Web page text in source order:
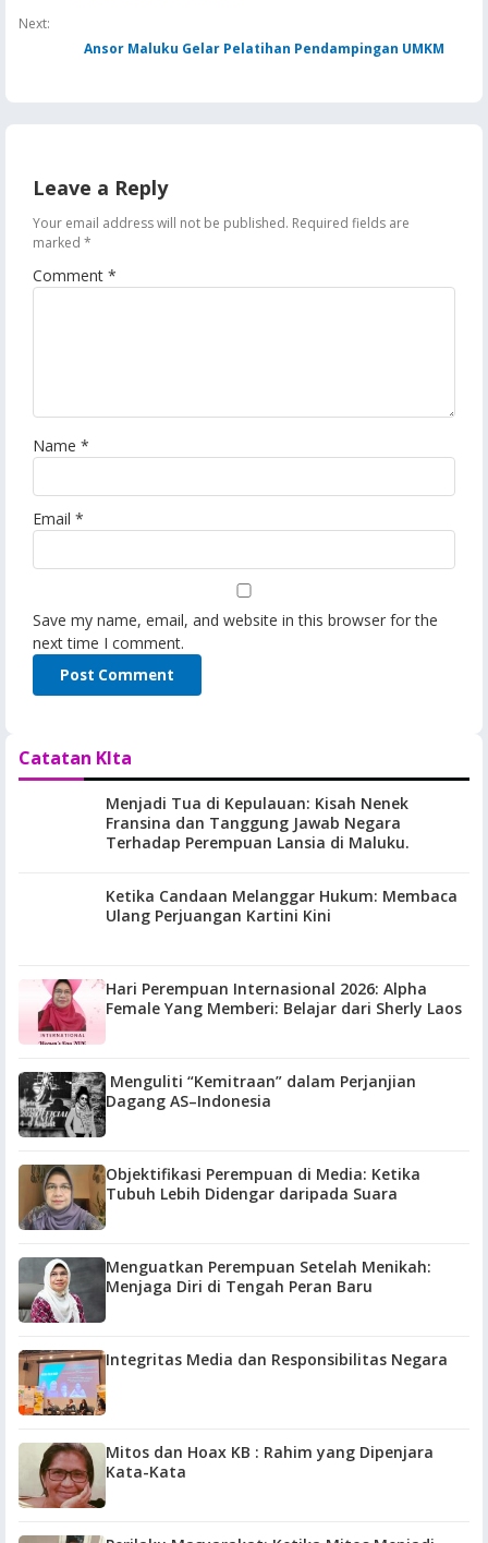
Next:
Ansor Maluku Gelar Pelatihan Pendampingan UMKM
Leave a Reply
Your email address will not be published. Required fields are
marked *
Comment *
Name *
Email *
Save my name, email, and website in this browser for the
next time I comment.
Catatan KIta
Menjadi Tua di Kepulauan: Kisah Nenek
Fransina dan Tanggung Jawab Negara
Terhadap Perempuan Lansia di Maluku.
Ketika Candaan Melanggar Hukum: Membaca
Ulang Perjuangan Kartini Kini
Hari Perempuan Internasional 2026: Alpha
Female Yang Memberi: Belajar dari Sherly Laos
Menguliti “Kemitraan” dalam Perjanjian
Dagang AS–Indonesia
Objektifikasi Perempuan di Media: Ketika
Tubuh Lebih Didengar daripada Suara
Menguatkan Perempuan Setelah Menikah:
Menjaga Diri di Tengah Peran Baru
Integritas Media dan Responsibilitas Negara
Mitos dan Hoax KB : Rahim yang Dipenjara
Kata-Kata